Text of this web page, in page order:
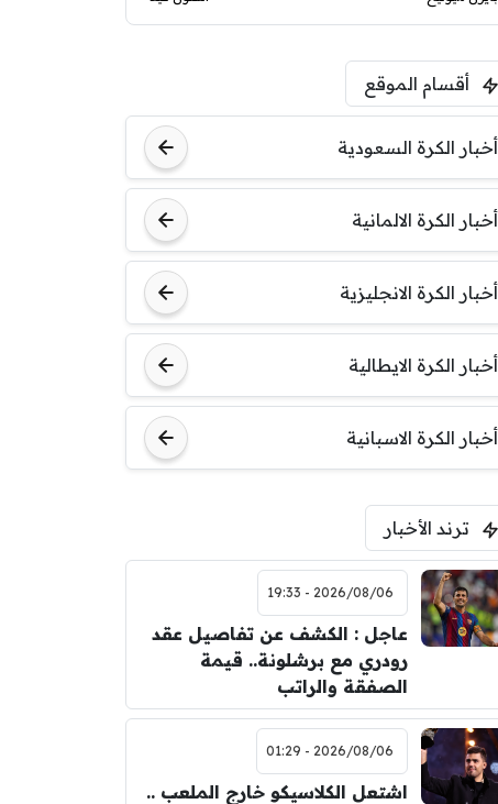
أقسام الموقع
أخبار الكرة السعودية
أخبار الكرة الالمانية
أخبار الكرة الانجليزية
أخبار الكرة الايطالية
أخبار الكرة الاسبانية
ترند الأخبار
2026/08/06 - 19:33
عاجل : الكشف عن تفاصيل عقد
رودري مع برشلونة.. قيمة
الصفقة والراتب
2026/08/06 - 01:29
اشتعل الكلاسيكو خارج الملعب ..